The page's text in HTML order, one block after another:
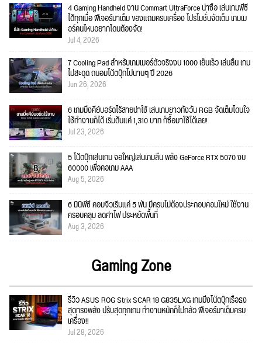
4 Gaming Handheld งาน Commart UltraForce น่าซื้อ เล่นเกมพีซี
ได้ทุกเมื่อ ฟีเจอร์มาเต็ม ของแถมครบเครื่อง โปรโมชั่นจัดเต็ม เกมเม
อร์คนไหนอยากโดนต้องจัด!
Jul 4, 2026
7 Cooling Pad สำหรับเกมเมอร์ตัวจริงงบ 1000 เย็นเร็ว เล่นลื่น เกม
ไม่สะดุด ถนอมโน้ตบุ๊กไปนานๆ ปี 2026
Jun 26, 2026
6 เกมมิ่งคีย์บอร์ดไร้สายน่าใช้ เล่นเกมยาวทั้งวัน RGB จัดเต็มโดนใจ
ใช้ทำงานก็ได้ เริ่มต้นแค่ 1,310 บาท ก็ซื้อมาใช้ได้เลย!
Jul 23, 2026
5 โน้ตบุ๊กเล่นเกม จอใหญ่เล่นเกมลื่น พลัง GeForce RTX 5070 งบ
60000 เพื่อคอเกม AAA
Aug 5, 2026
6 มินิพีซี คอมจิ๋วเริ่มแค่ 5 พัน มีครบไม่ต้องประกอบคอมใหม่ ใช้งาน
ครอบคลุม ลดค่าไฟ ประหยัดพื้นที่
Aug 3, 2026
Gaming Zone
รีวิว ASUS ROG Strix SCAR 18 G835LXG เกมมิ่งโน้ตบุ๊กเรือธง
สุดทรงพลัง ปรับสุดทุกเกม ทำงานหนักก็ไม่กลัว ฟีเจอร์มาเต็มครบ
เครื่อง!!
Jul 28, 2026